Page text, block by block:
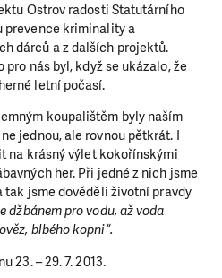
Ostrov radosti Statutárního
prevence kriminality a
dárců a z dalších projektů.
nás byl, když se ukázalo, že
letní počasí.
koupalištěm byly naším
jednou, ale rovnou pětkrát. I
na krásný výlet kokořínskými
her. Při jedné z nich jsme
jsme dověděli životní pravdy
džbánem pro vodu, až voda
blbého kopni“.
23. – 29. 7. 2013.
CO DĚLÁME?
NÁS!
smysluplně, neobejdeme se
se nám rozhodnete pomoci
umožní pomoci vždy tam,